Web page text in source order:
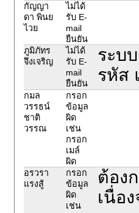
กัญญา
ดา พินย
ไวย
ไม่ได้
รับ E-
mail
ยืนยัน
ภูมิภัทร
จึงเจริญ
ไม่ได้
รับ E-
mail
ยืนยัน
ระบ
รหัส
กมล
วรรธน์
ชาติ
วรรณ
กรอก
ข้อมูล
ผิด
เช่น
กรอก
เมล์
ผิด
อรวรา
แรงสู้
กรอก
ข้อมูล
ผิด
เช่น
ต้อง
เนื่อ